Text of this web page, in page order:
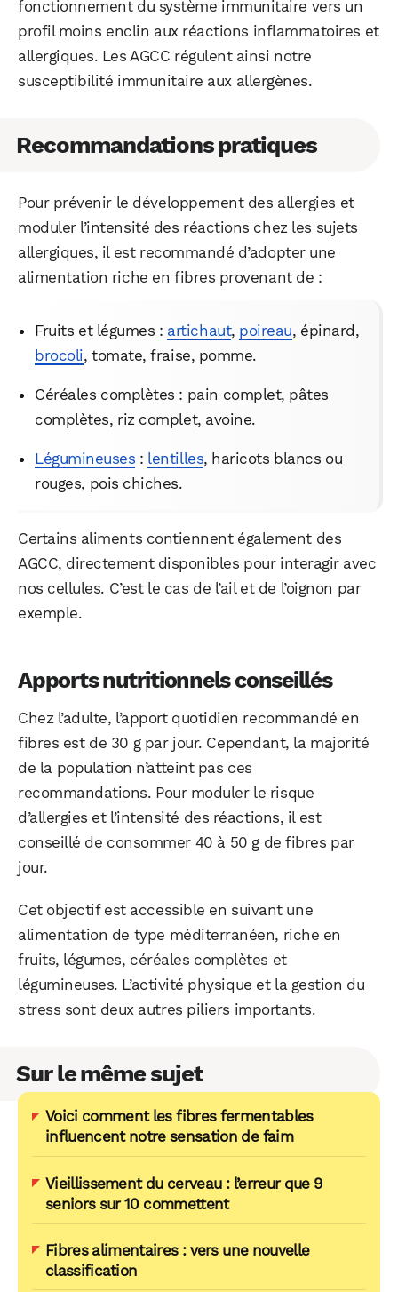
fonctionnement du système immunitaire vers un
profil moins enclin aux réactions inflammatoires et
allergiques. Les AGCC régulent ainsi notre
susceptibilité immunitaire aux allergènes.
Recommandations pratiques
Pour prévenir le développement des allergies et
moduler l’intensité des réactions chez les sujets
allergiques, il est recommandé d’adopter une
alimentation riche en fibres provenant de :
Fruits et légumes : artichaut, poireau, épinard,
brocoli, tomate, fraise, pomme.
Céréales complètes : pain complet, pâtes
complètes, riz complet, avoine.
Légumineuses : lentilles, haricots blancs ou
rouges, pois chiches.
Certains aliments contiennent également des
AGCC, directement disponibles pour interagir avec
nos cellules. C’est le cas de l’ail et de l’oignon par
exemple.
Apports nutritionnels conseillés
Chez l’adulte, l’apport quotidien recommandé en
fibres est de 30 g par jour. Cependant, la majorité
de la population n’atteint pas ces
recommandations. Pour moduler le risque
d’allergies et l’intensité des réactions, il est
conseillé de consommer 40 à 50 g de fibres par
jour.
Cet objectif est accessible en suivant une
alimentation de type méditerranéen, riche en
fruits, légumes, céréales complètes et
légumineuses. L’activité physique et la gestion du
stress sont deux autres piliers importants.
Sur le même sujet
Voici comment les fibres fermentables
influencent notre sensation de faim
Vieillissement du cerveau : l’erreur que 9
seniors sur 10 commettent
Fibres alimentaires : vers une nouvelle
classification